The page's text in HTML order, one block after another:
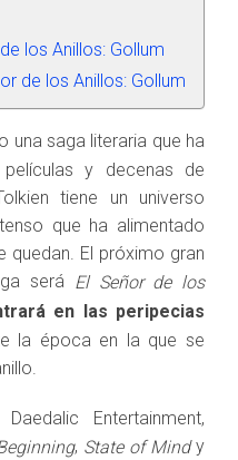
los Anillos: Gollum
de los Anillos: Gollum
una saga literaria que ha
y decenas de
tiene un universo
que ha alimentado
quedan. El próximo gran
será El Señor de los
en las peripecias
la época en la que se
Entertainment,
, State of Mindy